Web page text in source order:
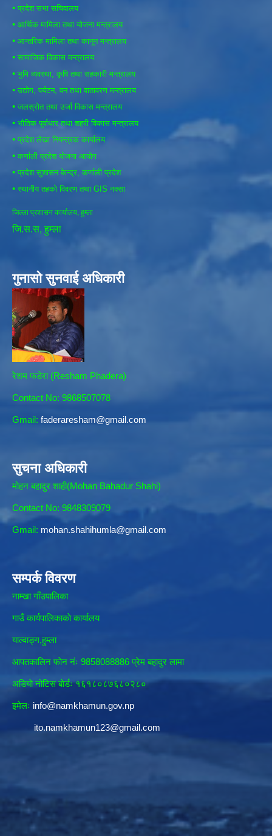
• प्रदेश सभा सचिवालय
• आर्थिक मामिला तथा योजना मन्त्रालय
• आन्तरिक मामिला तथा कानून मन्त्रालय
• सामाजिक विकास मन्त्रालय
• भुमि व्यवस्था, कृषि तथा सहकारी मन्त्रालय
• उद्योग, पर्यटन, वन तथा वातावरण मन्त्रालय
• जलस्रोत तथा उर्जा विकास मन्त्रालय
• भौतिक पूर्वाधार तथा शहरी विकास मन्त्रालय
• प्रदेश लेखा नियन्त्रक कार्यालय
• कर्णाली प्रदेश योजना आयोग
• प्रदेश सुशासन केन्द्र, कर्णाली प्रदेश
• स्थानीय तहको विवरण तथा GIS नक्सा
जिल्ला प्रशासन कार्यालय, हुम्ला
जि.स.स, हुम्ला
गुनासो सुनवाई अधिकारी
रेशम फडेरा (Resham Phadera)
Contact No: 9868507078
Gmail: faderaresham@gmail.com
सुचना अधिकारी
मोहन बहादुर शाही(Mohan Bahadur Shahi)
Contact No: 9848309079
Gmail: mohan.shahihumla@gmail.com
सम्पर्क विवरण
नाम्खा गाँउपालिका
गाउँ कार्यपालिकाकाे कार्यालय
याल्वाङ्ग,हुम्ला
आपतकालिन फाेन नंः 9858088886 प्रेम बहादुर लामा
अडियाे नोटिस बाेर्डः १६१८०८७६८०२८०
इमेलः info@namkhamun.gov.np
ito.namkhamun123@gmail.com